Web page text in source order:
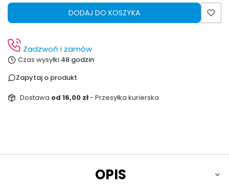
DODAJ DO KOSZYKA
Zadzwoń i zamów
Czas wysyłki:48 godzin
Zapytaj o produkt
Dostawa od 16,00 zł- Przesyłka kurierska
OPIS